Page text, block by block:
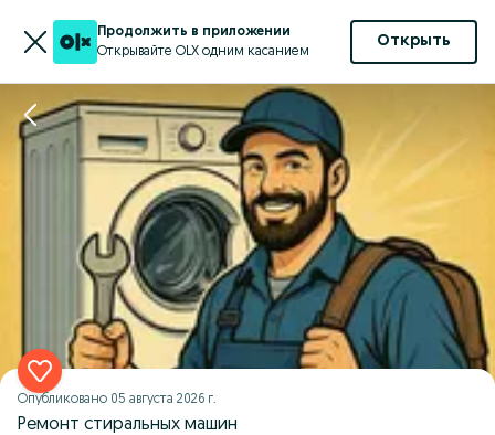
Продолжить в приложении
Открывайте OLX одним касанием
Открыть
Опубликовано 05 августа 2026 г.
Ремонт стиральных машин